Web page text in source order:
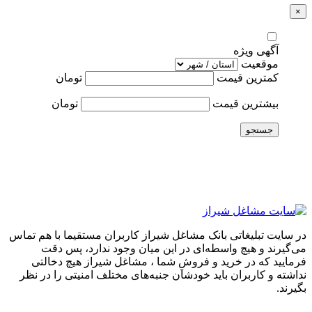
×
آگهی ویژه
موقعیت
کمترین قیمت
تومان
بیشترین قیمت تومان
جستجو
در سایت تبلیغاتی بانک مشاغل شیراز کاربران مستقیما با هم تماس
می‌گیرند و هیچ واسطه‌ای در این میان وجود ندارد، پس دقت
فرمایید که در خرید و فروشِ شما ، مشاغل شیراز هیچ دخالتی
نداشته و کاربران باید خودشان جنبه‌های مختلف امنیتی را در نظر
بگیرند.